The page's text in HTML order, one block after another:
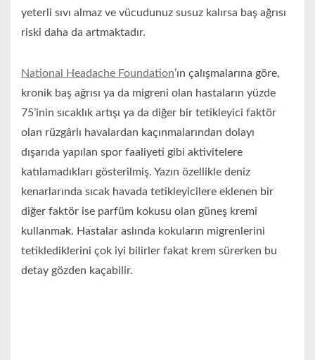
yeterli sıvı almaz ve vücudunuz susuz kalırsa baş ağrısı
riski daha da artmaktadır.
National Headache Foundation’ın çalışmalarına göre,
kronik baş ağrısı ya da migreni olan hastaların yüzde
75’inin sıcaklık artışı ya da diğer bir tetikleyici faktör
olan rüzgârlı havalardan kaçınmalarından dolayı
dışarıda yapılan spor faaliyeti gibi aktivitelere
katılamadıkları gösterilmiş. Yazın özellikle deniz
kenarlarında sıcak havada tetikleyicilere eklenen bir
diğer faktör ise parfüm kokusu olan güneş kremi
kullanmak. Hastalar aslında kokuların migrenlerini
tetiklediklerini çok iyi bilirler fakat krem sürerken bu
detay gözden kaçabilir.